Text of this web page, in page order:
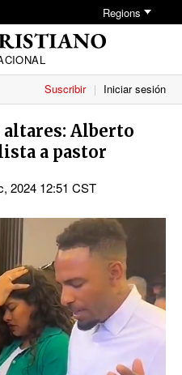
Regions
Suscribir Iniciar sesión
altares: Alberto
a pastor
2024 12:51 CST